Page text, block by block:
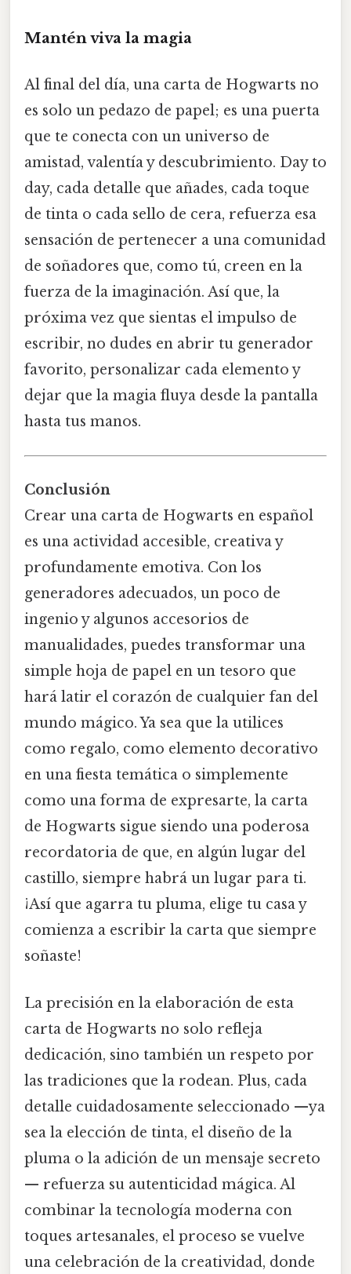
Mantén viva la magia
Al final del día, una carta de Hogwarts no
es solo un pedazo de papel; es una puerta
que te conecta con un universo de
amistad, valentía y descubrimiento. Day to
day, cada detalle que añades, cada toque
de tinta o cada sello de cera, refuerza esa
sensación de pertenecer a una comunidad
de soñadores que, como tú, creen en la
fuerza de la imaginación. Así que, la
próxima vez que sientas el impulso de
escribir, no dudes en abrir tu generador
favorito, personalizar cada elemento y
dejar que la magia fluya desde la pantalla
hasta tus manos.
Conclusión
Crear una carta de Hogwarts en español
es una actividad accesible, creativa y
profundamente emotiva. Con los
generadores adecuados, un poco de
ingenio y algunos accesorios de
manualidades, puedes transformar una
simple hoja de papel en un tesoro que
hará latir el corazón de cualquier fan del
mundo mágico. Ya sea que la utilices
como regalo, como elemento decorativo
en una fiesta temática o simplemente
como una forma de expresarte, la carta
de Hogwarts sigue siendo una poderosa
recordatoria de que, en algún lugar del
castillo, siempre habrá un lugar para ti.
¡Así que agarra tu pluma, elige tu casa y
comienza a escribir la carta que siempre
soñaste!
La precisión en la elaboración de esta
carta de Hogwarts no solo refleja
dedicación, sino también un respeto por
las tradiciones que la rodean. Plus, cada
detalle cuidadosamente seleccionado —ya
sea la elección de tinta, el diseño de la
pluma o la adición de un mensaje secreto
— refuerza su autenticidad mágica. Al
combinar la tecnología moderna con
toques artesanales, el proceso se vuelve
una celebración de la creatividad, donde